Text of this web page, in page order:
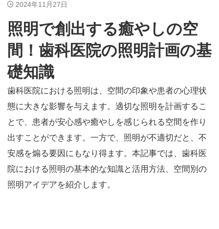
2024年11月27日
照明で創出する癒やしの空
間！歯科医院の照明計画の基
礎知識
歯科医院における照明は、空間の印象や患者の心理状
態に大きな影響を与えます。適切な照明を計画するこ
とで、患者が安心感や癒やしを感じられる空間を作り
出すことができます。一方で、照明が不適切だと、不
安感を煽る要因にもなり得ます。本記事では、歯科医
院における照明の基本的な知識と活用方法、空間別の
照明アイデアを紹介します。